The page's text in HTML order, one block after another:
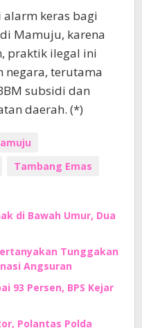
keras bagi
Mamuju, karena
praktik ilegal ini
negara, terutama
subsidi dan
daerah. (*)
Tambang Emas
di Bawah Umur, Dua
Tunggakan
Angsuran
93 Persen, BPS Kejar
Polantas Polda